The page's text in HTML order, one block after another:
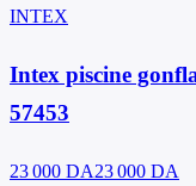
INTEX
Intex piscine
57453
23 000 DA23 000 DA